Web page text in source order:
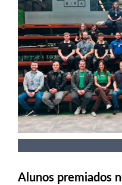
Alunos premiados